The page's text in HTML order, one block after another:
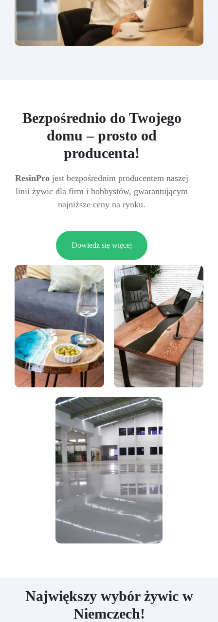
Bezpośrednio do Twojego
domu – prosto od
producenta!
ResinPro jest bezpośrednim producentem naszej
linii żywic dla firm i hobbystów, gwarantującym
najniższe ceny na rynku.
Dowiedz się więcej
Największy wybór żywic w
Niemczech!